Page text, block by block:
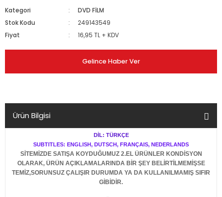
Kategori
DVD FİLM
Stok Kodu
249143549
Fiyat
16,95 TL + KDV
Gelince Haber Ver
Ürün Bilgisi
DİL: TÜRKÇE
SUBTITLES: ENGLISH, DUTSCH, FRANÇAIS, NEDERLANDS
SİTEMİZDE SATIŞA KOYDUĞUMUZ 2.EL ÜRÜNLER KONDİSYON
OLARAK, ÜRÜN AÇIKLAMALARINDA BİR ŞEY BELİRTİLMEMİŞSE
TEMİZ,SORUNSUZ ÇALIŞIR DURUMDA YA DA KULLANILMAMIŞ SIFIR
GİBİDİR.